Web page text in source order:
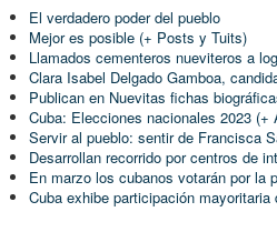
El verdadero poder del pueblo
Mejor es posible (+ Posts y Tuits)
Llamados cementeros nueviteros a
Clara Isabel Delgado Gamboa,
Publican en Nuevitas fichas
Cuba: Elecciones nacionales 2023 (+
Servir al pueblo: sentir de Francisca
Desarrollan recorrido por centros de
En marzo los cubanos votarán por la
Cuba exhibe participación